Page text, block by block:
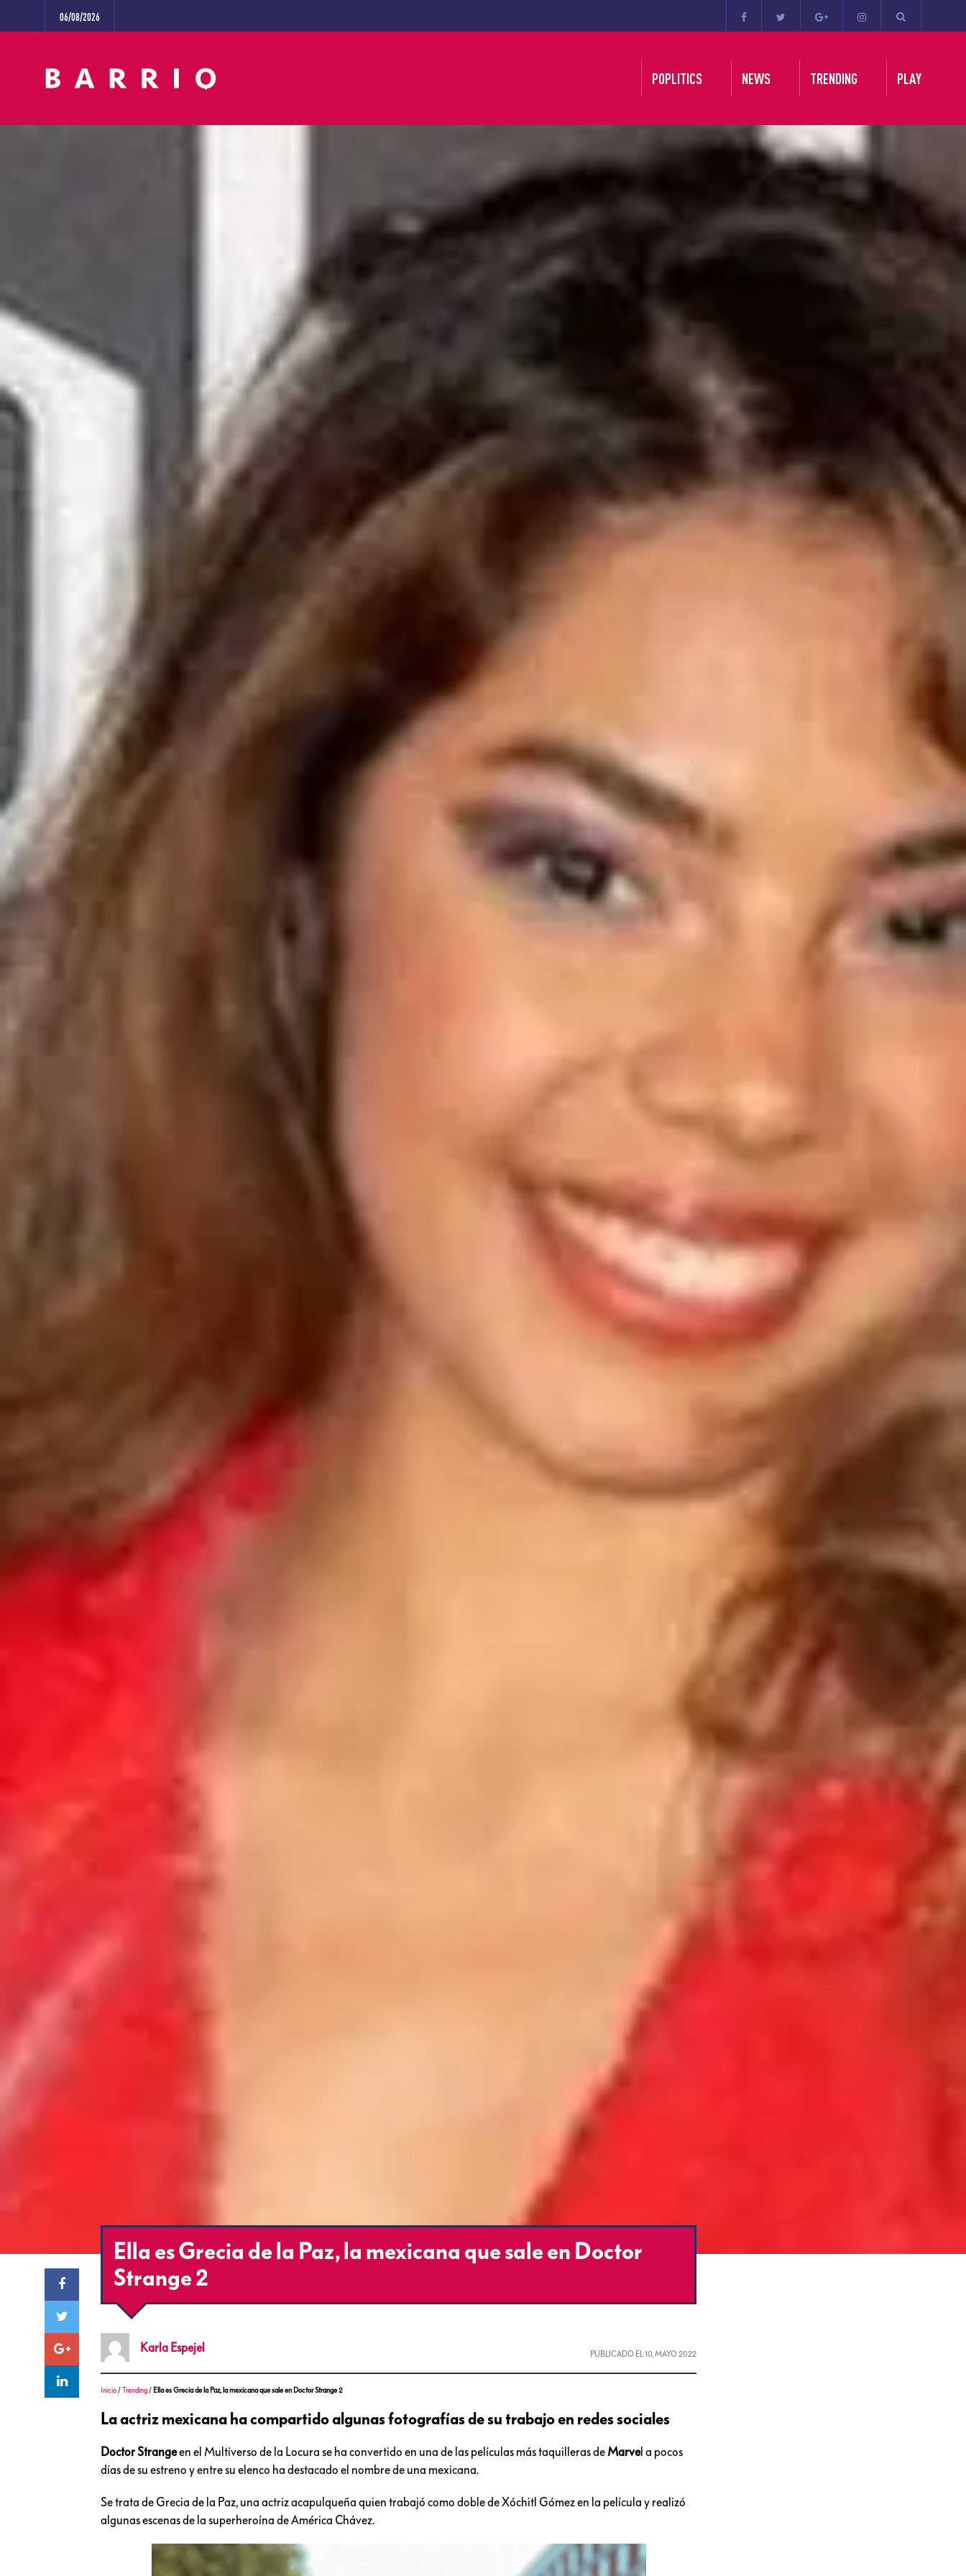
06/08/2026
POPLITICS NEWS TRENDING PLAY
Ella es Grecia de la Paz, la mexicana que sale en Doctor
Strange 2
Karla Espejel PUBLICADO EL10, MAYO 2022
Inicio /Trending / Ella es Grecia de la Paz, la mexicana que sale en Doctor Strange 2
La actriz mexicana ha compartido algunas fotografías de su trabajo en redes sociales
Doctor Strangeen el Multiverso de la Locura se ha convertido en una de las películas más taquilleras de Marvel a pocos
días de su estreno y entre su elenco ha destacado el nombre de una mexicana.
Se trata de Grecia de la Paz, una actriz acapulqueña quien trabajó como doble de Xóchitl Gómez en la película y realizó
algunas escenas de la superheroína de América Chávez.